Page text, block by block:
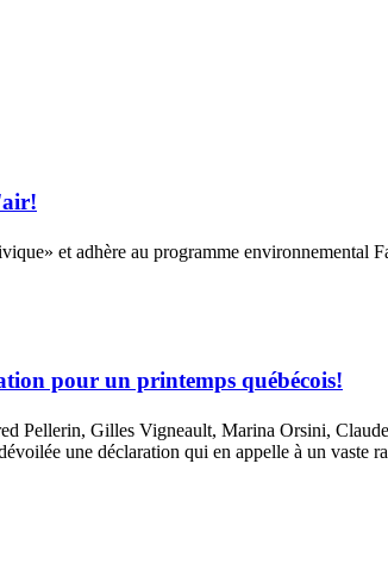
et adhère au programme environnemental
pour un printemps québécois!
Pellerin, Gilles Vigneault, Marina Orsini,
une déclaration qui en appelle à un vaste